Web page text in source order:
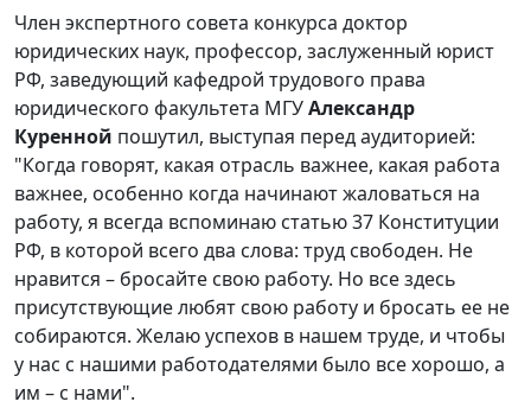
Член экспертного совета конкурса доктор
юридических наук, профессор, заслуженный юрист
РФ, заведующий кафедрой трудового права
юридического факультета МГУАлександр
Куренной пошутил, выступая перед аудиторией:
"Когда говорят, какая отрасль важнее, какая работа
важнее, особенно когда начинают жаловаться на
работу, я всегда вспоминаю статью 37 Конституции
РФ, в которой всего два слова: труд свободен. Не
нравится – бросайте свою работу. Но все здесь
присутствующие любят свою работу и бросать ее не
собираются. Желаю успехов в нашем труде, и чтобы
у нас с нашими работодателями было все хорошо, а
им – с нами".